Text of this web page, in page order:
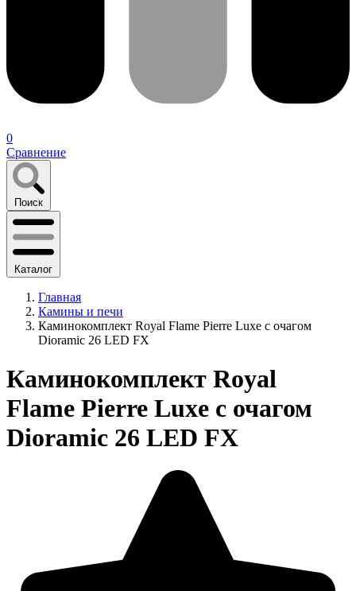
0
Сравнение
Поиск
Каталог
Главная
Камины и печи
Каминокомплект Royal Flame Pierre Luxe c очагом
Dioramic 26 LED FX
Каминокомплект Royal
Flame Pierre Luxe c очагом
Dioramic 26 LED FX